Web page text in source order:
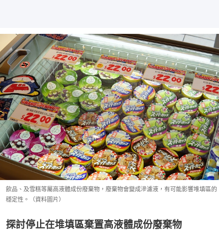
飲品、及雪糕等屬高液體成份廢棄物，廢棄物會變成滲濾液，有可能影響堆填區的
穩定性。（資料圖片）
探討停止在堆填區棄置高液體成份廢棄物